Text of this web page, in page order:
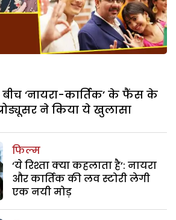
बीच ‘नायरा-कार्तिक’ के फैंस के
ने किया ये खुलासा
फिल्म
‘ये रिश्ता क्या कहलाता है’: नायरा
और कार्तिक की लव स्टोरी लेगी
एक नयी मोड़